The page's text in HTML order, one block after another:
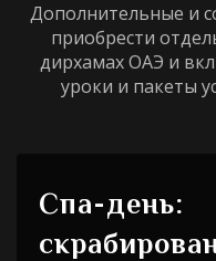
Дополнительные и
приобрести
дирхамах ОАЭ и
уроки и пакеты
Спа-день: